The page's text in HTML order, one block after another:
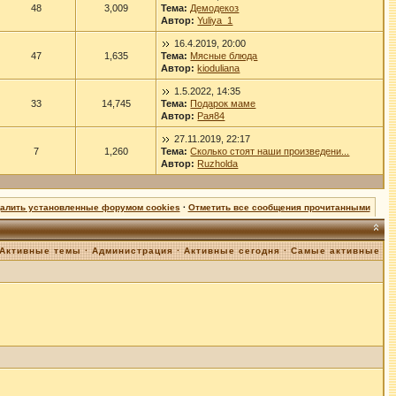
48 3,009
Тема: Демодекоз
Автор: Yuliya_1
47 1,635
16.4.2019, 20:00
Тема: Мясные блюда
Автор: kioduliana
33 14,745
1.5.2022, 14:35
Тема: Подарок маме
Автор: Рая84
7 1,260
27.11.2019, 22:17
Тема: Сколько стоят наши произведени...
Автор: Ruzholda
установленные форумом cookies · Отметить все сообщения прочитанными
Активные темы ·Администрация ·Активные сегодня ·Самые активные